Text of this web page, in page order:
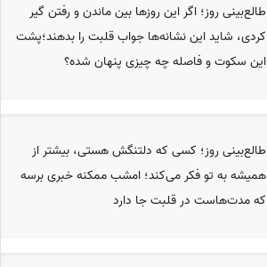
طالع‌بینی روز؛ اگر این روزها بین ماندن و رفتن گیر
کردی، شاید این نشانه‌ها جواب قلبت را بدهند؛پشت
این سکوت و فاصله چه چیزی پنهان شده؟
طالع‌بینی روز؛ کسی که دلتنگش هستی، بیشتر از
همیشه به تو فکر می‌کند؛ امشب ممکنه خبری برسه
که مدت‌هاست در قلبت جا دارد